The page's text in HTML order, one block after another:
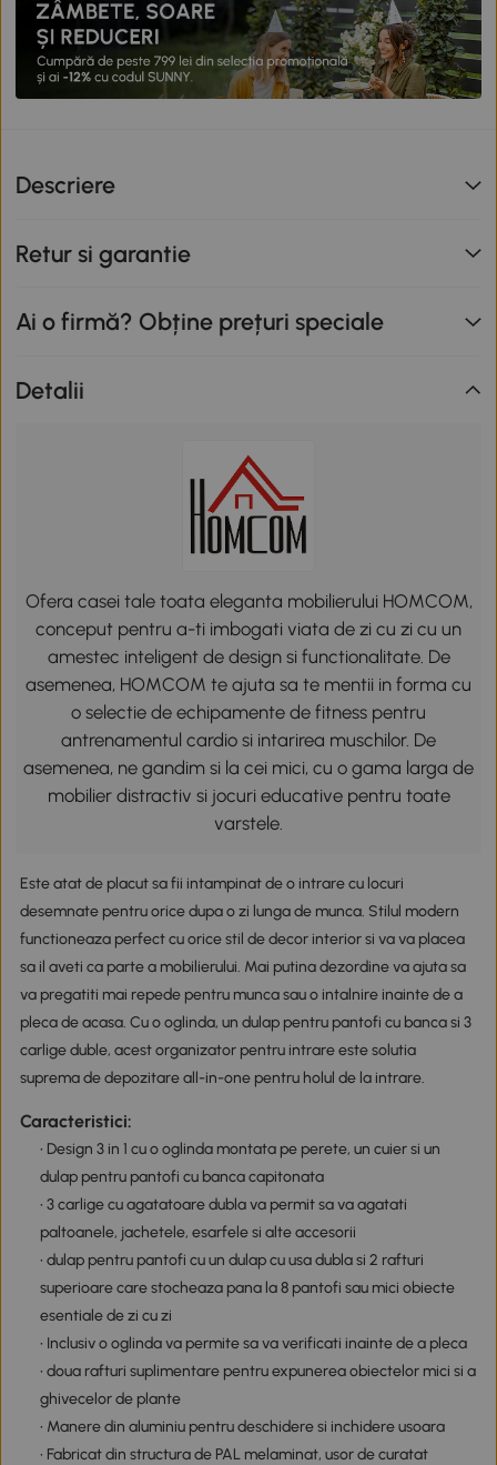
Descriere
Retur si garantie
Ai o firmă? Obține prețuri speciale
Detalii
Ofera casei tale toata eleganta mobilierului HOMCOM,
conceput pentru a-ti imbogati viata de zi cu zi cu un
amestec inteligent de design si functionalitate. De
asemenea, HOMCOM te ajuta sa te mentii in forma cu
o selectie de echipamente de fitness pentru
antrenamentul cardio si intarirea muschilor. De
asemenea, ne gandim si la cei mici, cu o gama larga de
mobilier distractiv si jocuri educative pentru toate
varstele.
Este atat de placut sa fii intampinat de o intrare cu locuri
desemnate pentru orice dupa o zi lunga de munca. Stilul modern
functioneaza perfect cu orice stil de decor interior si va va placea
sa il aveti ca parte a mobilierului. Mai putina dezordine va ajuta sa
va pregatiti mai repede pentru munca sau o intalnire inainte de a
pleca de acasa. Cu o oglinda, un dulap pentru pantofi cu banca si 3
carlige duble, acest organizator pentru intrare este solutia
suprema de depozitare all-in-one pentru holul de la intrare.
Caracteristici:
• Design 3 in 1 cu o oglinda montata pe perete, un cuier si un
dulap pentru pantofi cu banca capitonata
• 3 carlige cu agatatoare dubla va permit sa va agatati
paltoanele, jachetele, esarfele si alte accesorii
• dulap pentru pantofi cu un dulap cu usa dubla si 2 rafturi
superioare care stocheaza pana la 8 pantofi sau mici obiecte
esentiale de zi cu zi
• Inclusiv o oglinda va permite sa va verificati inainte de a pleca
• doua rafturi suplimentare pentru expunerea obiectelor mici si a
ghivecelor de plante
• Manere din aluminiu pentru deschidere si inchidere usoara
• Fabricat din structura de PAL melaminat, usor de curatat